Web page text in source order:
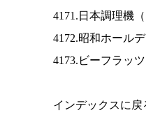
4171.日本調理機（
4172.昭和ホール
4173.ビーフラッ
インデックスに戻